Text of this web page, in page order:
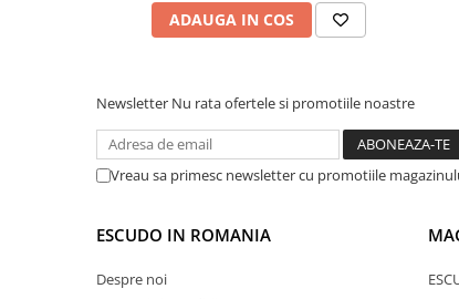
ADAUGA IN COS
Newsletter Nu rata ofertele si promotiile noastre
Vreau sa primesc newsletter cu promotiile
ESCUDO IN ROMANIA
Despre noi